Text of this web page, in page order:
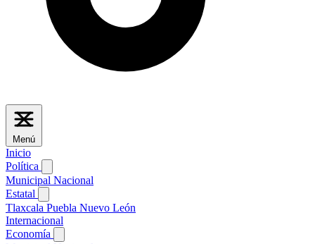
Menú
Inicio
Política
Municipal Nacional
Estatal
Tlaxcala Puebla Nuevo León
Internacional
Economía